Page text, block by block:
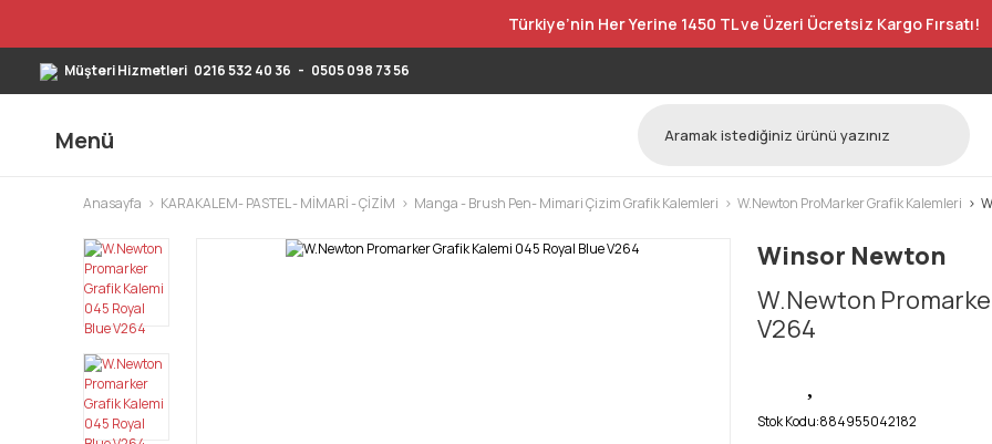
Türkiye’nin Her Yerine 1450 TL ve Üzeri Ücretsiz Kargo Fırsatı!
Müşteri Hizmetleri 0216 532 40 36 - 0505 098 73 56
Menü
Anasayfa KARAKALEM- PASTEL - MİMARİ - ÇİZİM Manga - Brush Pen- Mimari Çizim Grafik Kalemleri W.Newton ProMarker Grafik Kalemleri
Winsor Newton
W.Newton
V264
Stok Kodu:884955042182